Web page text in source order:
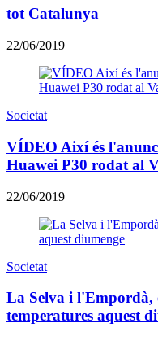
tot Catalunya
22/06/2019
Societat
VÍDEO Així és
Huawei P30 rodat al
22/06/2019
Societat
La Selva i l'Empordà,
temperatures aquest